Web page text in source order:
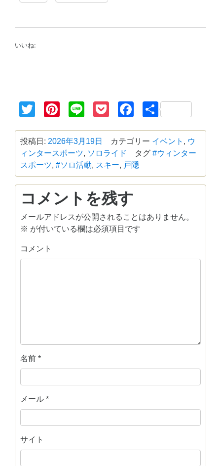
いいね:
TwitterPinterest
Line PocketFacebook
共
有
投稿日: 2026年3月19日 カテゴリー イベント , ウ
ィンタースポーツ, ソロライド タグ #ウィンター
スポーツ, #ソロ活動, スキー, 戸隠
コメントを残す
メールアドレスが公開されることはありません。
※ が付いている欄は必須項目です
コメント
名前 *
メール *
サイト